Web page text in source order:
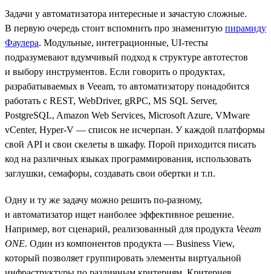
Задачи у автоматизатора интересные и зачастую сложные.
В первую очередь стоит вспомнить про знаменитую пирамиду
Фаулера. Модульные, интеграционные, UI-тесты
подразумевают вдумчивый подход к структуре автотестов
и выбору инструментов. Если говорить о продуктах,
разрабатываемых в Veeam, то автоматизатору понадобится
работать с REST, WebDriver, gRPC, MS SQL Server,
PostgreSQL, Amazon Web Services, Microsoft Azure, VMware
vCenter, Hyper-V — список не исчерпан. У каждой платформы
свой API и свои скелеты в шкафу. Порой приходится писать
код на различных языках программирования, использовать
заглушки, семафоры, создавать свои обертки и т.п.
Одну и ту же задачу можно решить по-разному,
и автоматизатор ищет наиболее эффективное решение.
Например, вот сценарий, реализованный для продукта Veeam
ONE. Один из компонентов продукта — Business View,
который позволяет группировать элементы виртуальной